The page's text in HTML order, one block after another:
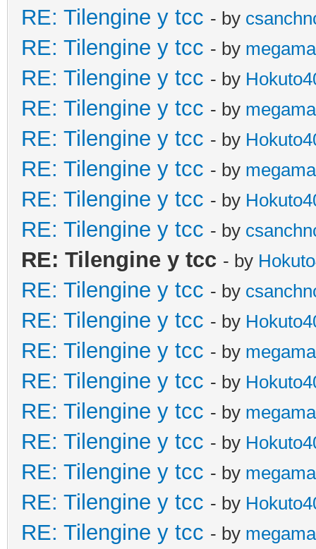
RE: Tilengine y tcc - by
RE: Tilengine y tcc - by
RE: Tilengine y tcc - by
RE: Tilengine y tcc - by
RE: Tilengine y tcc - by
RE: Tilengine y tcc - by
RE: Tilengine y tcc - by
RE: Tilengine y tcc - by
RE: Tilengine y tcc - by
RE: Tilengine y tcc - by
RE: Tilengine y tcc - by
RE: Tilengine y tcc - by
RE: Tilengine y tcc - by
RE: Tilengine y tcc - by
RE: Tilengine y tcc - by
RE: Tilengine y tcc - by
RE: Tilengine y tcc - by
RE: Tilengine y tcc - by